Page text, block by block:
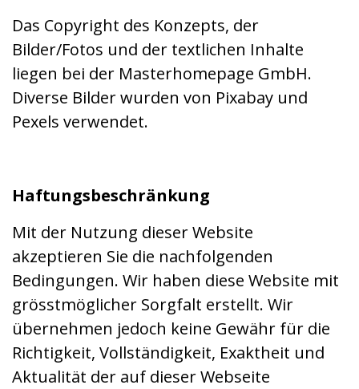
Das Copyright des Konzepts, der
Bilder/Fotos und der textlichen Inhalte
liegen bei der Masterhomepage GmbH.
Diverse Bilder wurden von Pixabay und
Pexels verwendet.
Haftungsbeschränkung
Mit der Nutzung dieser Website
akzeptieren Sie die nachfolgenden
Bedingungen. Wir haben diese Website mit
grösstmöglicher Sorgfalt erstellt. Wir
übernehmen jedoch keine Gewähr für die
Richtigkeit, Vollständigkeit, Exaktheit und
Aktualität der auf dieser Webseite